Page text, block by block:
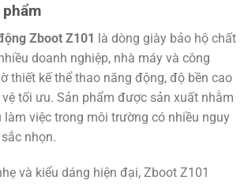
Zboot Z101 là dòng giày bảo hộ chất
doanh nghiệp, nhà máy và công
thiết kế thể thao năng động, độ bền cao
tối ưu. Sản phẩm được sản xuất nhằm
việc trong môi trường có nhiều nguy
nhọn.
và kiểu dáng hiện đại, Zboot Z101